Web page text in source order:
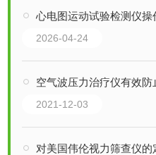
心电图运动试验检测仪操作全
2026-04-24
空气波压力治疗仪有效
2021-12-03
对美国伟伦视力筛查仪的